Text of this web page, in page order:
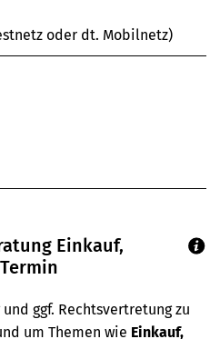
oder dt. Mobilnetz)
Einkauf,
ggf. Rechtsvertretung zu
um Themen wie Einkauf,